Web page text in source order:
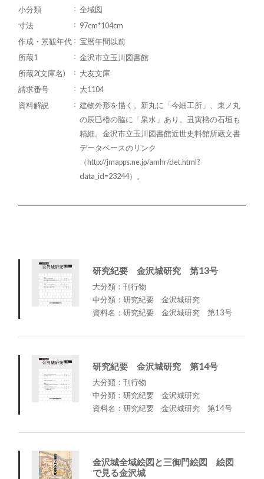
小分類
全域図
寸法
97cm*104cm
作成・景観年代
宝暦年間以前
所蔵1
金沢市立玉川図書館
所蔵2(文庫名)
大友文庫
請求番号
大1104
資料解説
建物外形を描く。新丸に「今細工所」、東ノ丸
の辰巳櫓の脇に「泉水」あり。丑寅櫓の石垣も
精細。金沢市立玉川図書館近世史料館所蔵文書
データベースのリンク
（http://jmapps.ne.jp/amhr/det.html?
data_id=23244）。
研究紀要 金沢城研究 第13号
大分類：刊行物
中分類：研究紀要 金沢城研究
資料名：研究紀要 金沢城研究 第13号
研究紀要 金沢城研究 第14号
大分類：刊行物
中分類：研究紀要 金沢城研究
資料名：研究紀要 金沢城研究 第14号
金沢城全域絵図と三御門絵図 絵図
で見る金沢城